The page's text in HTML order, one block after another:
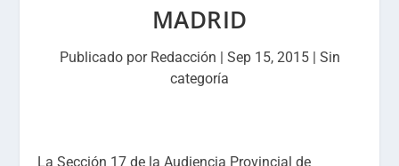
MADRID
Publicado por Redacción | Sep 15, 2015| Sin
categoría
La Sección 17 de la Audiencia Provincial de